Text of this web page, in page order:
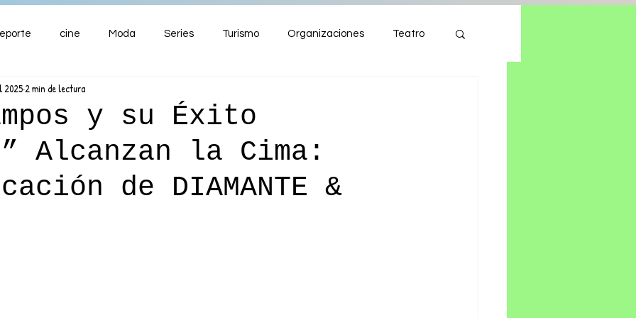
cine Moda Series Turismo Organizaciones Teatro
ENTRETENIMIENTO
y su Éxito
Alcanzan la Cima:
de DIAMANTE &
2025 2 min de lectura